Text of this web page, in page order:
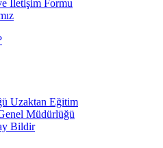
İletişim Formu
Uzaktan Eğitim
Müdürlüğü
Bildir